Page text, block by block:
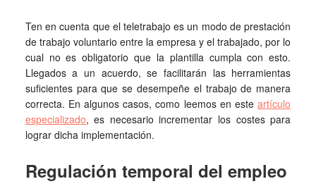
Ten en cuenta que el teletrabajo es un modo de prestación
de trabajo voluntario entre la empresa y el trabajado, por lo
cual no es obligatorio que la plantilla cumpla con esto.
Llegados a un acuerdo, se facilitarán las herramientas
suficientes para que se desempeñe el trabajo de manera
correcta. En algunos casos, como leemos en esteartículo
especializado, es necesario incrementar los costes para
lograr dicha implementación.
Regulación temporal del empleo